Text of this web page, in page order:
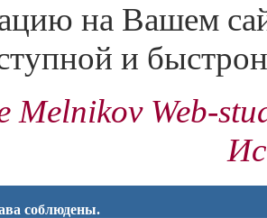
на Вашем
и
Melnikov Web-
соблюдены.